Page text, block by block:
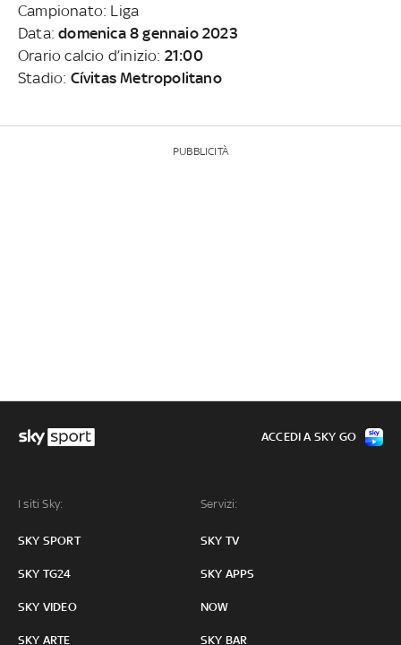
Campionato: Liga
Data:domenica 8 gennaio 2023
Orario calcio d’inizio: 21:00
Stadio: Cívitas Metropolitano
PUBBLICITÀ
I siti Sky:
SKY SPORT
SKY TG24
SKY VIDEO
SKY ARTE
Servizi:
SKY TV
SKY APPS
NOW
SKY BAR
ACCEDI A SKY GO